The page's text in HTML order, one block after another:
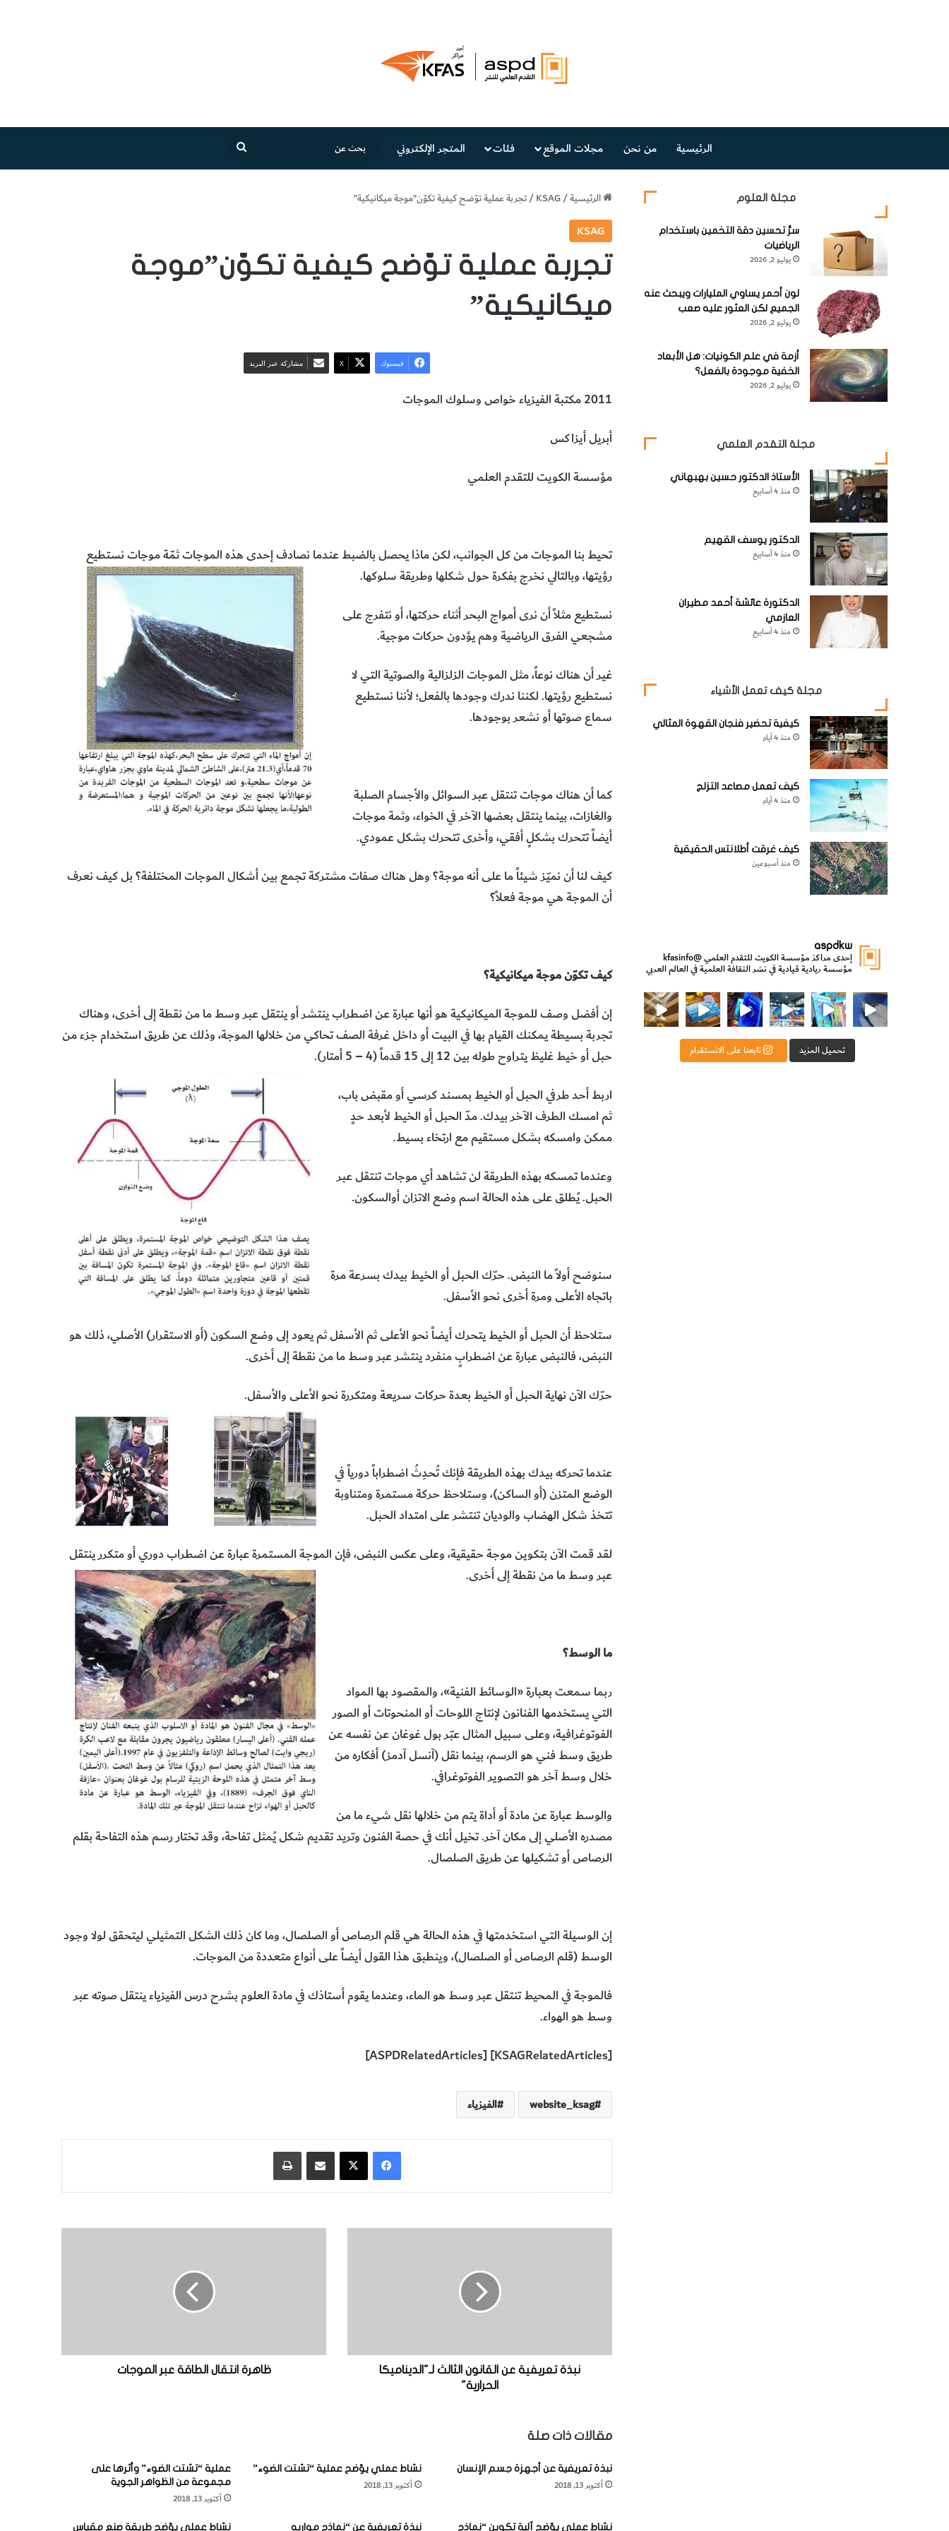
الرئيسية من نحن مجلات الموقع فئات المتجر الإلكتروني
عن
الرئيسية/
KSAG
/تجربة عملية توّضح كيفية تكوّن”موجة ميكانيكية”
KSAG
تجربة عملية توّضح كيفية تكوّن”موجة
ميكانيكية”
فيسبوك ‫X مشاركة عبر البريد
2011 مكتبة الفيزياء خواص وسلوك الموجات
أبريل أيزاكس
مؤسسة الكويت للتقدم العلمي
تحيط بنا الموجات من كل الجوانب، لكن ماذا يحصل بالضبط عندما نصادف إحدى هذه الموجات ثمّة موجات نستطيع
رؤيتها، وبالتالي نخرج بفكرة حول شكلها وطريقة سلوكها.
نستطيع مثلاً أن نرى أمواج البحر أثناء حركتها، أو نتفرج على
مشجعي الفرق الرياضية وهم يؤدون حركات موجية.
غير أن هناك نوعاً، مثل الموجات الزلزالية والصوتية التي لا
نستطيع رؤيتها. لكننا ندرك وجودها بالفعل؛ لأننا نستطيع
سماع صوتها أو نشعر بوجودها.
كما أن هناك موجات تنتقل عبر السوائل والأجسام الصلبة
والغازات، بينما ينتقل بعضها الآخر في الخواء، وثمة موجات
أيضاً تتحرك بشكلٍ أفقي، وأخرى تتحرك بشكل عمودي.
كيف لنا أن نميّز شيئاً ما على أنه موجة؟ وهل هناك صفات مشتركة تجمع بين أشكال الموجات المختلفة؟ بل كيف نعرف
أن الموجة هي موجة فعلاً؟
كيف تكوّن موجة ميكانيكية؟
إن أفضل وصف للموجة الميكانيكية هو أنها عبارة عن اضطراب ينتشر أو ينتقل عبر وسط ما من نقطة إلى أخرى، وهناك
تجربة بسيطة يمكنك القيام بها في البيت أو داخل غرفة الصف تحاكي من خلالها الموجة، وذلك عن طريق استخدام جزء من
حبل أو خيط غليظ يتراوح طوله بين 12 إلى 15 قدماً (4 – 5 أمتار).
اربط أحد طرفي الحبل أو الخيط بمسند كرسي أو مقبض باب،
ثم امسك الطرف الآخر بيدك. مدّ الحبل أو الخيط لأبعد حدٍ
ممكن وامسكه بشكل مستقيم مع ارتخاء بسيط.
وعندما تمسكه بهذه الطريقة لن تشاهد أي موجات تنتقل عبر
الحبل. يُطلق على هذه الحالة اسم وضع الاتزان أوالسكون.
سنوضح أولاً ما النبض. حرّك الحبل أو الخيط بيدك بسرعة مرة
باتجاه الأعلى ومرة أخرى نحو الأسفل.
ستلاحظ أن الحبل أو الخيط يتحرك أيضاً نحو الأعلى ثم الأسفل ثم يعود إلى وضع السكون (أو الاستقرار) الأصلي، ذلك هو
النبض، فالنبض عبارة عن اضطرابٍ منفرد ينتشر عبر وسط ما من نقطة إلى أخرى.
حرّك الآن نهاية الحبل أو الخيط بعدة حركات سريعة ومتكررة نحو الأعلى والأسفل.
عندما تحركه بيدك بهذه الطريقة فإنك تُحدِثُ اضطراباً دورياً في
الوضع المتزن (أو الساكن)، وستلاحظ حركة مستمرة ومتناوبة
تتخذ شكل الهضاب والوديان تنتشر على امتداد الحبل.
لقد قمت الآن بتكوين موجة حقيقية، وعلى عكس النبض، فإن الموجة المستمرة عبارة عن اضطراب دوري أو متكرر ينتقل
عبر وسط ما من نقطة إلى أخرى.
ما الوسط؟
ربما سمعت بعبارة «الوسائط الفنية»، والمقصود بها المواد
التي يستخدمها الفنانون لإنتاج اللوحات أو المنحوتات أو الصور
الفوتوغرافية، وعلى سبيل المثال عبّر بول غوغان عن نفسه عن
طريق وسط فني هو الرسم، بينما نقل (آنسل آدمز) أفكاره من
خلال وسط آخر هو التصوير الفوتوغرافي.
والوسط عبارة عن مادة أو أداة يتم من خلالها نقل شيء ما من
مصدره الأصلي إلى مكان آخر. تخيل أنك في حصة الفنون وتريد تقديم شكل يُمثل تفاحة، وقد تختار رسم هذه التفاحة بقلم
الرصاص أو تشكيلها عن طريق الصلصال.
إن الوسيلة التي استخدمتها في هذه الحالة هي قلم الرصاص أو الصلصال، وما كان ذلك الشكل التمثيلي ليتحقق لولا وجود
الوسط (قلم الرصاص أو الصلصال)، وينطبق هذا القول أيضاً على أنواع متعددة من الموجات.
فالموجة في المحيط تنتقل عبر وسط هو الماء، وعندما يقوم أستاذك في مادة العلوم بشرح درس الفيزياء ينتقل صوته عبر
وسط هو الهواء.
[KSAGRelatedArticles] [ASPDRelatedArticles]
website_ksag الفيزياء
فيسبوك ‫X مشاركة عبر البريد
ف
ل
ا
ن
نبذة تعريفية عن القانون الثالث لـ"الديناميكا
الحرارية"
ق
ة
ظاهرة انتقال الطاقة عبر الموجات
مقالات ذات صلة
نبذة تعريفية عن أجهزة جسم الإنسان
أكتوبر 13, 2018
نشاط عملي يوّضح عملية “تشتت الضوء”
أكتوبر 13, 2018
عملية “تشتت الضوء” وأثرها على
مجموعة من الظواهر الجوية
أكتوبر 13, 2018
نشاط عملي يوّضح آلية تكوين “نماذج نبذة تعريفية عن “نماذج مواريه نشاط عملي يوّضح طريقة صنع مقياس
مجلة العلوم
سرُّ تحسين دقة التخمين باستخدام
الرياضيات
يوليو 2, 2026
لون أحمر يساوي المليارات ويبحث عنه
الجميع لكن العثور عليه صعب
يوليو 2, 2026
أزمة في علم الكونيات: هل الأبعاد
الخفية موجودة بالفعل؟
يوليو 2, 2026
مجلة التقدم العلمي
الأستاذ الدكتور حسين بهبهاني
منذ 4 أسابيع
الدكتور يوسف القهيم
منذ 4 أسابيع
الدكتورة عائشة أحمد مطيران
العازمي
منذ 4 أسابيع
مجلة كيف تعمل الأشياء
كيفية تحضير فنجان القهوة المثالي
منذ 4 أيام
كيف تعمل مصاعد التزلج
منذ 4 أيام
كيف غرقت أطلانتس الحقيقية
منذ أسبوعين
aspdkw
إحدى مراكز مؤسسة الكويت للتقدم العلمي@kfasinfo
مؤسسة ريادية قيادية في نشر الثقافة العلمية في العالم العربي
ووزير الدولة لشؤون الش
من الأعماق نكتشف ومن الكتب نتعلّم⁨ رجعنا! ما كنّا بعيد! مجهزين لكم كل جديد!⁩
تحميل المزيد تابعنا على الانستقرام